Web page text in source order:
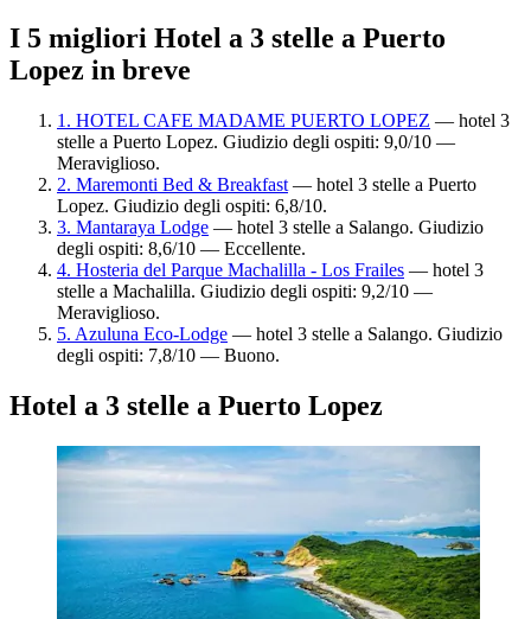
I 5 migliori Hotel a 3 stelle a Puerto
Lopez in breve
1. HOTEL CAFE MADAME PUERTO LOPEZ — hotel 3
stelle a Puerto Lopez. Giudizio degli ospiti: 9,0/10 —
Meraviglioso.
2. Maremonti Bed & Breakfast — hotel 3 stelle a Puerto
Lopez. Giudizio degli ospiti: 6,8/10.
3. Mantaraya Lodge — hotel 3 stelle a Salango. Giudizio
degli ospiti: 8,6/10 — Eccellente.
4. Hosteria del Parque Machalilla - Los Frailes — hotel 3
stelle a Machalilla. Giudizio degli ospiti: 9,2/10 —
Meraviglioso.
5. Azuluna Eco-Lodge — hotel 3 stelle a Salango. Giudizio
degli ospiti: 7,8/10 — Buono.
Hotel a 3 stelle a Puerto Lopez